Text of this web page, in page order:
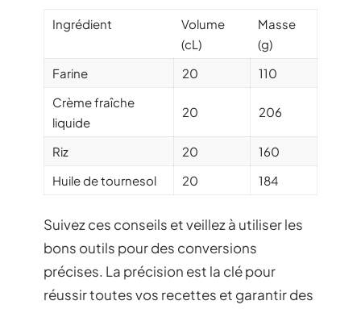
Ingrédient
Volume
(cL)
Masse
(g)
Farine
20
110
Crème fraîche
liquide
20 206
Riz 20
160
Huile de tournesol
20 184
Suivez ces conseils et veillez à utiliser les
bons outils pour des conversions
précises. La précision est la clé pour
réussir toutes vos recettes et garantir des